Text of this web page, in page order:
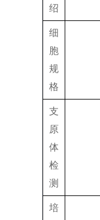
绍
细
胞
规
格
支
原
体
检
测
培